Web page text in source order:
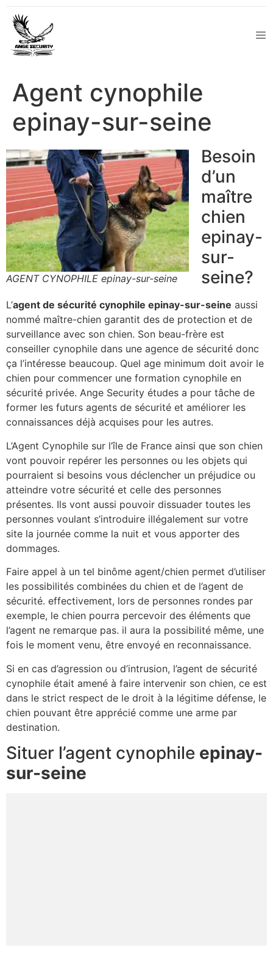
Agent cynophile
epinay-sur-seine
AGENT CYNOPHILE epinay-sur-seine
Besoin
d’un
maître
chien
epinay-
sur-
seine?
L’agent de sécurité cynophile epinay-sur-seine aussi
nommé maître-chien garantit des de protection et de
surveillance avec son chien. Son beau-frère est
conseiller cynophile dans une agence de sécurité donc
ça l’intéresse beaucoup. Quel age minimum doit avoir le
chien pour commencer une formation cynophile en
sécurité privée. Ange Security études a pour tâche de
former les futurs agents de sécurité et améliorer les
connaissances déjà acquises pour les autres.
L’Agent Cynophile sur l’île de France ainsi que son chien
vont pouvoir repérer les personnes ou les objets qui
pourraient si besoins vous déclencher un préjudice ou
atteindre votre sécurité et celle des personnes
présentes. Ils vont aussi pouvoir dissuader toutes les
personnes voulant s’introduire illégalement sur votre
site la journée comme la nuit et vous apporter des
dommages.
Faire appel à un tel binôme agent/chien permet d’utiliser
les possibilités combinées du chien et de l’agent de
sécurité. effectivement, lors de personnes rondes par
exemple, le chien pourra percevoir des éléments que
l’agent ne remarque pas. il aura la possibilité même, une
fois le moment venu, être envoyé en reconnaissance.
Si en cas d’agression ou d’intrusion, l’agent de sécurité
cynophile était amené à faire intervenir son chien, ce est
dans le strict respect de le droit à la légitime défense, le
chien pouvant être apprécié comme une arme par
destination.
Situer l’agent cynophile epinay-
sur-seine